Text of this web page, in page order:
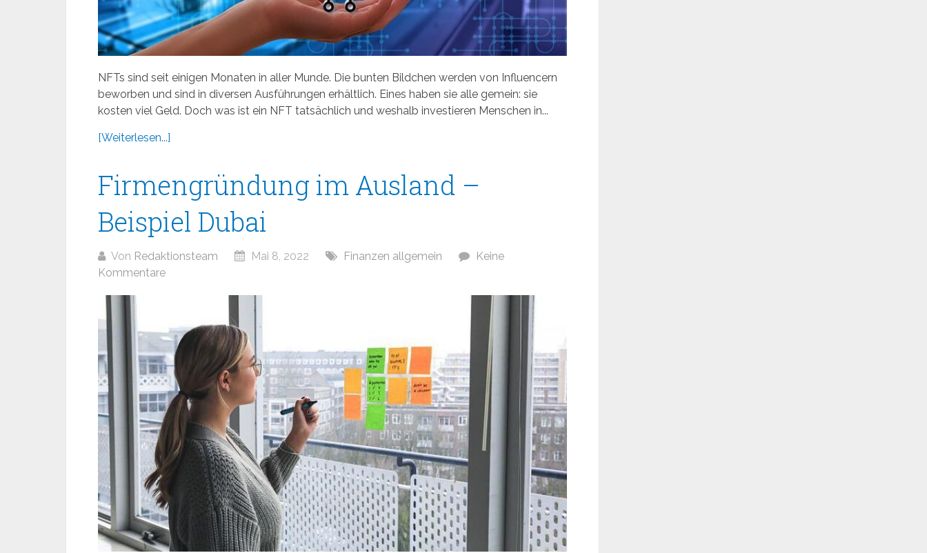
NFTs sind seit einigen Monaten in aller Munde. Die bunten Bildchen werden von Influencern
beworben und sind in diversen Ausführungen erhältlich. Eines haben sie alle gemein: sie
kosten viel Geld. Doch was ist ein NFT tatsächlich und weshalb investieren Menschen in...
[Weiterlesen...]
Firmengründung im Ausland –
Beispiel Dubai
Von Redaktionsteam Mai 8, 2022 Finanzen allgemein
Keine
Kommentare